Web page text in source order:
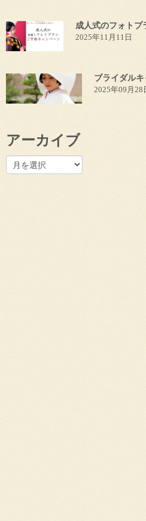
成人式のフォトプ
2025年11月11日
ブライダル
2025年09月28
アーカイブ